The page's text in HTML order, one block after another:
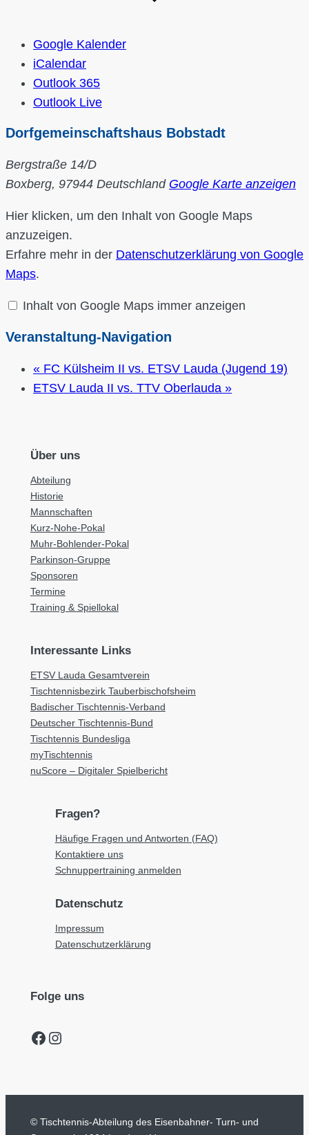
Google Kalender
iCalendar
Outlook 365
Outlook Live
Dorfgemeinschaftshaus Bobstadt
Bergstraße 14/D
Boxberg, 97944 Deutschland Google Karte anzeigen
„Iframe
von
Google
Maps,
der
Adresse
Bobstadt
Google
Hier klicken, um den Inhalt von Google Maps
anzuzeigen.
Erfahre mehr in der Datenschutzerklärung von Google
Maps.
Inhalt von Google Maps immer anzeigen
Veranstaltung-Navigation
« FC Külsheim II vs. ETSV Lauda (Jugend 19)
ETSV Lauda II vs. TTV Oberlauda »
Über uns
Abteilung
Historie
Mannschaften
Kurz-Nohe-Pokal
Muhr-Bohlender-Pokal
Parkinson-Gruppe
Sponsoren
Termine
Training & Spiellokal
Interessante Links
ETSV Lauda Gesamtverein
Tischtennisbezirk Tauberbischofsheim
Badischer Tischtennis-Verband
Deutscher Tischtennis-Bund
Tischtennis Bundesliga
myTischtennis
nuScore – Digitaler Spielbericht
Fragen?
Häufige Fragen und Antworten (FAQ)
Kontaktiere uns
Schnuppertraining anmelden
Datenschutz
Impressum
Datenschutzerklärung
Folge uns
Facebook Instagram
© Tischtennis-Abteilung des Eisenbahner- Turn- und